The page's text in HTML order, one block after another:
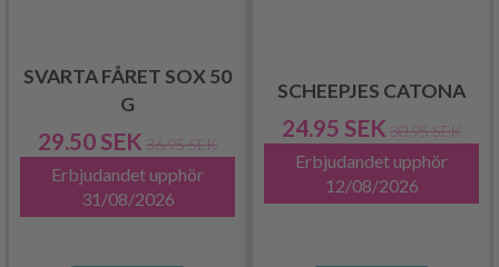
SVARTA FÅRET SOX 50
G
29.50 SEK 36.95 SEK
Erbjudandet upphör
31/08/2026
SCHEEPJES CATONA
24.95 SEK 30.95 SEK
Erbjudandet upphör
12/08/2026